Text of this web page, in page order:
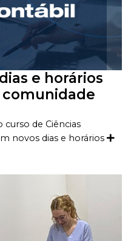
e horários
de Ciências
novos dias e horários